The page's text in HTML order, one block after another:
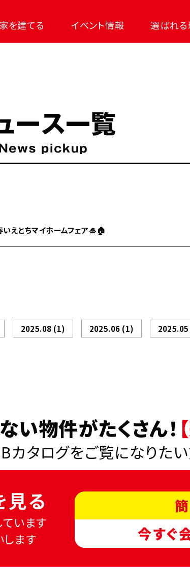
家を建てる イベント情報 選ばれ
大成功の
えとちマイホームフェア🎍🏠
2025.08 (1) 2025.06 (1) 2025.05
い物件がたくさん！
カタログをご覧になりた
る
います
ます
今すぐ